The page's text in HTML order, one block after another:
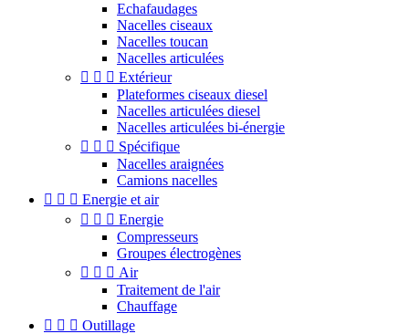
Echafaudages
Nacelles ciseaux
Nacelles toucan
Nacelles articulées
   Extérieur
Plateformes ciseaux diesel
Nacelles articulées diesel
Nacelles articulées bi-énergie
   Spécifique
Nacelles araignées
Camions nacelles
   Energie et air
   Energie
Compresseurs
Groupes électrogènes
   Air
Traitement de l'air
Chauffage
   Outillage